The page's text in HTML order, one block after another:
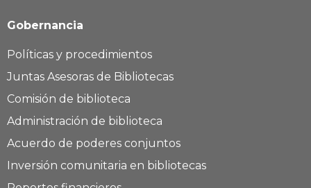
Gobernancia
Políticas y procedimientos
Juntas Asesoras de Bibliotecas
Comisión de biblioteca
Administración de biblioteca
Acuerdo de poderes conjuntos
Inversión comunitaria en bibliotecas